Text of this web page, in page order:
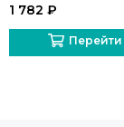
1 782 ₽
Перейти